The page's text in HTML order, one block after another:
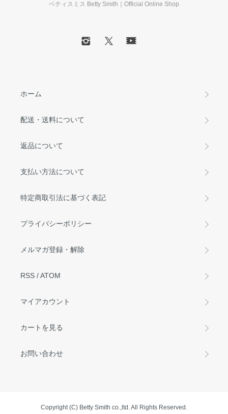
ベティスミス Betty Smith｜Official Online Shop
ホーム
配送・送料について
返品について
支払い方法について
特定商取引法に基づく表記
プライバシーポリシー
メルマガ登録・解除
RSS /ATOM
マイアカウント
カートを見る
お問い合わせ
Copyright (C) Betty Smith co.,ltd. All Rights Reserved.